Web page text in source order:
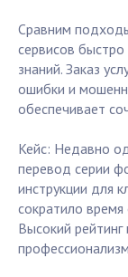
Сравним
сервисов
знаний. Заказ
ошибки и
обеспечивает
Кейс: Недавно
перевод серии
инструкции для
сократило
Высокий